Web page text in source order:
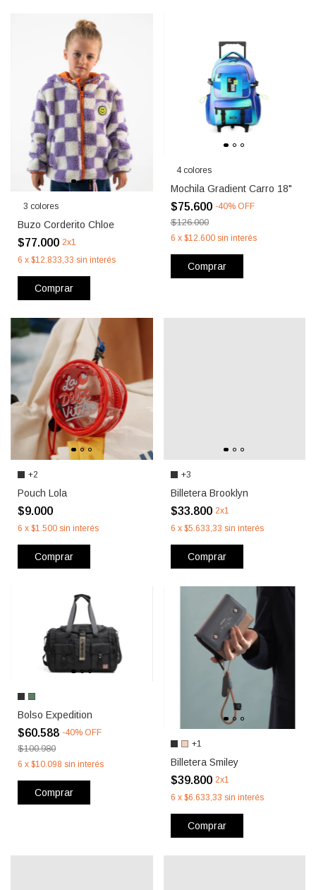
3 colores
Buzo Corderito Chloe
$77.000 2x1
6 x $12.833,33 sin interés
Comprar
4 colores
Mochila Gradient Carro 18"
$75.600 -40% OFF
$126.000
6 x $12.600 sin interés
Comprar
+2
Pouch Lola
$9.000
6 x $1.500 sin interés
Comprar
+3
Billetera Brooklyn
$33.800 2x1
6 x $5.633,33 sin interés
Comprar
Bolso Expedition
$60.588 -40% OFF
$100.980
6 x $10.098 sin interés
Comprar
+1
Billetera Smiley
$39.800 2x1
6 x $6.633,33 sin interés
Comprar